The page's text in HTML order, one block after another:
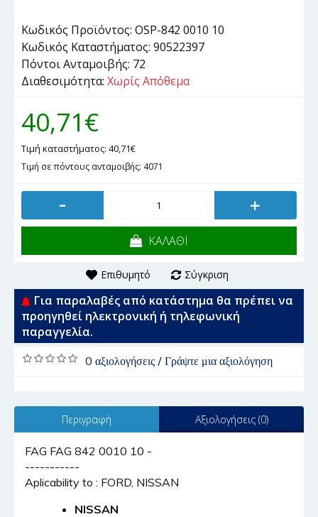
Κωδικός Προϊόντος: OSP-842 0010 10
Κωδικός Καταστήματος: 90522397
Πόντοι Ανταμοιβής: 72
Διαθεσιμότητα: Χωρίς Απόθεμα
40,71€
Τιμή καταστήματος: 40,71€
Τιμή σε πόντους ανταμοιβής: 4071
- +
ΚΑΛΑΘΙ
Επιθυμητό Σύγκριση
Για παραλαβές από κατάστημα θα πρέπει να
προηγηθεί ηλεκτρονική ή τηλεφωνική
παραγγελία.
0 αξιολογήσεις/ Γράψτε μια αξιολόγηση
Περιγραφή Αξιολογήσεις (0)
FAG FAG 842 0010 10 -
-----------
Aplicability to : FORD, NISSAN
NISSAN